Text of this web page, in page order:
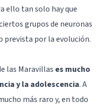
ello tan solo hay que
grupos de neuronas
prevista por la evolución.
las Maravillas es mucho
y la adolescencia. A
más raro y, en todo